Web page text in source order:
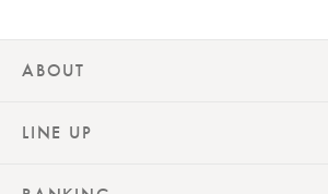
ABOUT
LINE UP